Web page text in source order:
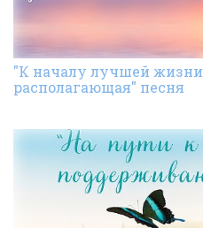
"К началу лучшей жизни
располагающая" песня